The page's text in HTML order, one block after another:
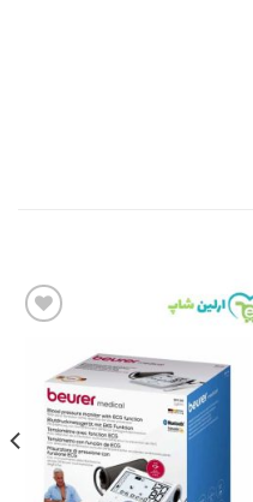
Add to
wishlist